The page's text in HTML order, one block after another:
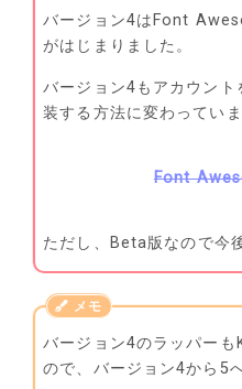
バージョン4はFont
がはじまりました。
バージョン4もアカウン
装する方法に変わっていま
Font
ただし、Beta版なので今
バージョン4のラッパー
ので、バージョン4から5